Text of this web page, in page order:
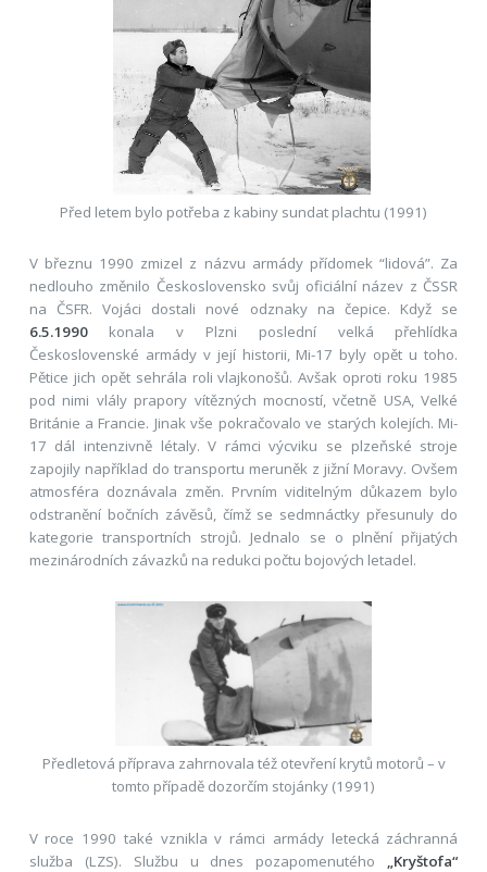
Před letem bylo potřeba z kabiny sundat plachtu (1991)
V březnu 1990 zmizel z názvu armády přídomek “lidová”. Za
nedlouho změnilo Československo svůj oficiální název z ČSSR
na ČSFR. Vojáci dostali nové odznaky na čepice. Když se
6.5.1990konala v Plzni poslední velká přehlídka
Československé armády v její historii, Mi-17 byly opět u toho.
Pětice jich opět sehrála roli vlajkonošů. Avšak oproti roku 1985
pod nimi vlály prapory vítězných mocností, včetně USA, Velké
Británie a Francie. Jinak vše pokračovalo ve starých kolejích. Mi-
17 dál intenzivně létaly. V rámci výcviku se plzeňské stroje
zapojily například do transportu meruněk z jižní Moravy. Ovšem
atmosféra doznávala změn. Prvním viditelným důkazem bylo
odstranění bočních závěsů, čímž se sedmnáctky přesunuly do
kategorie transportních strojů. Jednalo se o plnění přijatých
mezinárodních závazků na redukci počtu bojových letadel.
Předletová příprava zahrnovala též otevření krytů motorů – v
tomto případě dozorčím stojánky (1991)
V roce 1990 také vznikla v rámci armády letecká záchranná
služba (LZS). Službu u dnes pozapomenutého „Kryštofa“